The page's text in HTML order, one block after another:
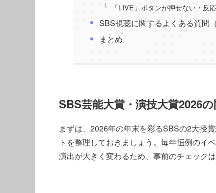
「LIVE」ボタンが押せない・反
SBS視聴に関するよくある質問（
まとめ
SBS芸能大賞・演技大賞2026
まずは、2026年の年末を彩るSBSの2大授
トを整理しておきましょう。毎年恒例のイ
演出が大きく変わるため、事前のチェックは